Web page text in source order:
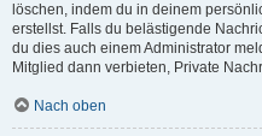
löschen, indem du in deinem
erstellst. Falls du belästigende
du dies auch einem Administrator
Mitglied dann verbieten, Private
Nach oben